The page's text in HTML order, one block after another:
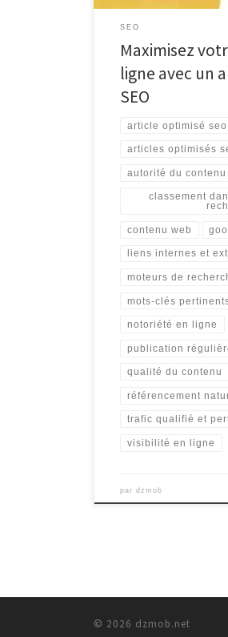
SEO
Maximisez
ligne avec un
SEO
article optimisé seo
articles optimisés
autorité du contenu
classement
contenu web
liens internes et
moteurs de
mots-clés
notoriété en ligne
publication
qualité du contenu
référencement
trafic qualifié et
visibilité en ligne
pardzmob
© 2026 dzmob.net